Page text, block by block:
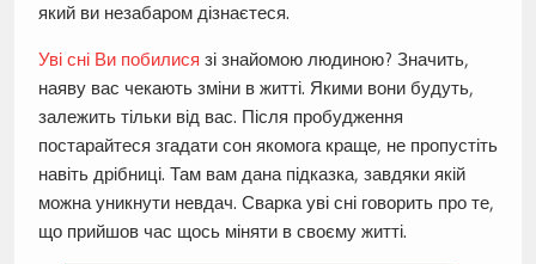
який ви незабаром дізнаєтеся.
Уві сні Ви побилися зі знайомою людиною? Значить,
наяву вас чекають зміни в житті. Якими вони будуть,
залежить тільки від вас. Після пробудження
постарайтеся згадати сон якомога краще, не пропустіть
навіть дрібниці. Там вам дана підказка, завдяки якій
можна уникнути невдач. Сварка уві сні говорить про те,
що прийшов час щось міняти в своєму житті.